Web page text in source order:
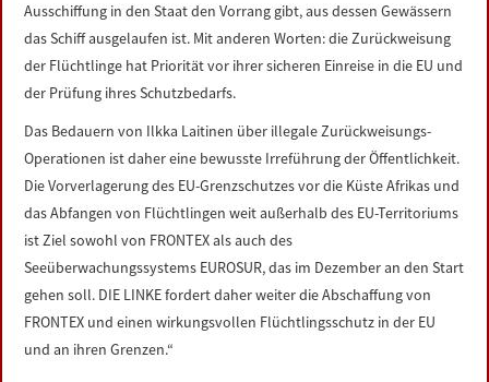
Ausschiffung in den Staat den Vorrang gibt, aus dessen Gewässern
das Schiff ausgelaufen ist. Mit anderen Worten: die Zurückweisung
der Flüchtlinge hat Priorität vor ihrer sicheren Einreise in die EU und
der Prüfung ihres Schutzbedarfs.
Das Bedauern von Ilkka Laitinen über illegale Zurückweisungs-
Operationen ist daher eine bewusste Irreführung der Öffentlichkeit.
Die Vorverlagerung des EU-Grenzschutzes vor die Küste Afrikas und
das Abfangen von Flüchtlingen weit außerhalb des EU-Territoriums
ist Ziel sowohl von FRONTEX als auch des
Seeüberwachungssystems EUROSUR, das im Dezember an den Start
gehen soll. DIE LINKE fordert daher weiter die Abschaffung von
FRONTEX und einen wirkungsvollen Flüchtlingsschutz in der EU
und an ihren Grenzen.“